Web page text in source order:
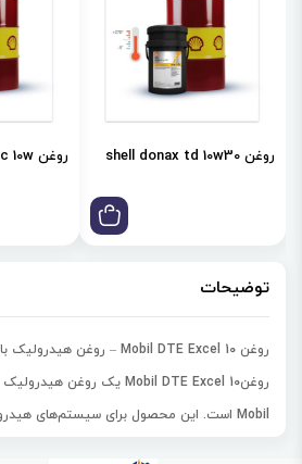
روغن shell donax td 10w30 روغن shell donax tc 10w
توضیحات
روغن Mobil DTE Excel 10 – روغن هیدرولیک با
روغنMobil DTE Excel 10 یک روغن هیدرولیک
Mobil است. این محصول برای سیستم‌های